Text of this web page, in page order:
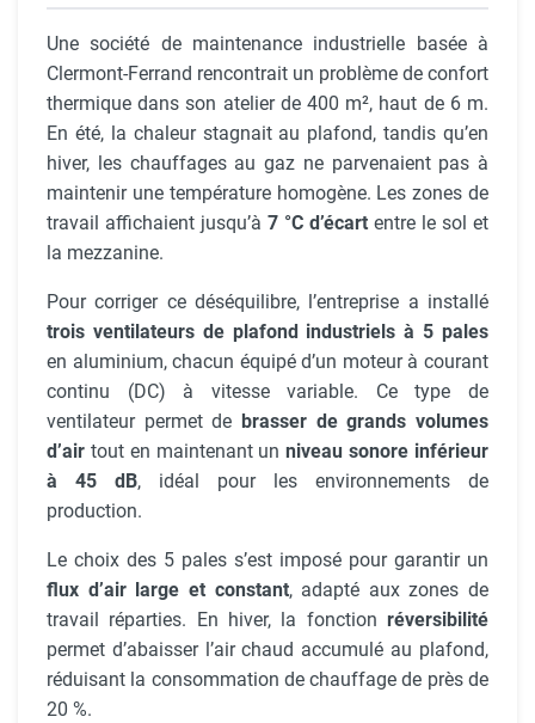
Une société de maintenance industrielle basée à
Clermont-Ferrand rencontrait un problème de confort
thermique dans son atelier de 400 m², haut de 6 m.
En été, la chaleur stagnait au plafond, tandis qu’en
hiver, les chauffages au gaz ne parvenaient pas à
maintenir une température homogène. Les zones de
travail affichaient jusqu’à 7 °C d’écart entre le sol et
la mezzanine.
Pour corriger ce déséquilibre, l’entreprise a installé
trois ventilateurs de plafond industriels à 5 pales
en aluminium, chacun équipé d’un moteur à courant
continu (DC) à vitesse variable. Ce type de
ventilateur permet de brasser de grands volumes
d’air tout en maintenant unniveau sonore inférieur
à 45 dB, idéal pour les environnements de
production.
Le choix des 5 pales s’est imposé pour garantir un
flux d’air large et constant, adapté aux zones de
travail réparties. En hiver, la fonction réversibilité
permet d’abaisser l’air chaud accumulé au plafond,
réduisant la consommation de chauffage de près de
20 %.